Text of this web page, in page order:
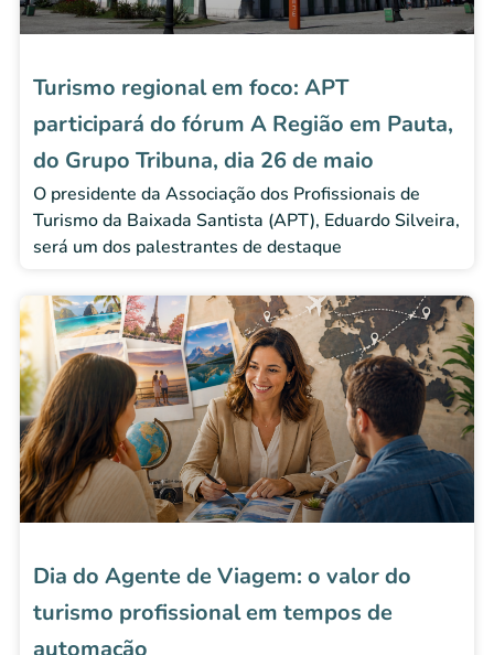
Turismo regional em foco: APT
participará do fórum A Região em Pauta,
do Grupo Tribuna, dia 26 de maio
O presidente da Associação dos Profissionais de
Turismo da Baixada Santista (APT), Eduardo Silveira,
será um dos palestrantes de destaque
Dia do Agente de Viagem: o valor do
turismo profissional em tempos de
automação